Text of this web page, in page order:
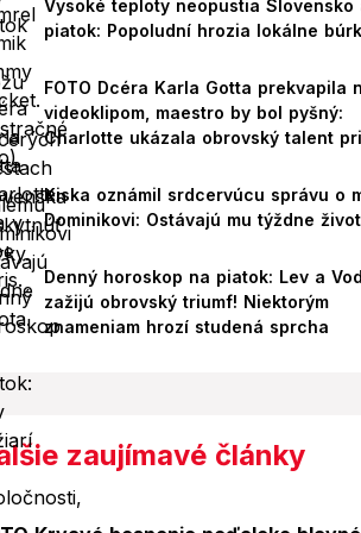
Vysoké teploty neopustia Slovensko
piatok: Popoludní hrozia lokálne
FOTO Dcéra Karla Gotta prekvapila
videoklipom, maestro by bol pyšný:
Charlotte ukázala obrovský talent
Paríži!
Kiska oznámil srdcervúcu správu o
Dominikovi: Ostávajú mu týždne
Denný horoskop na piatok: Lev a
zažijú obrovský triumf! Niektorým
znameniam hrozí studená sprcha
zaujímavé články
Foto